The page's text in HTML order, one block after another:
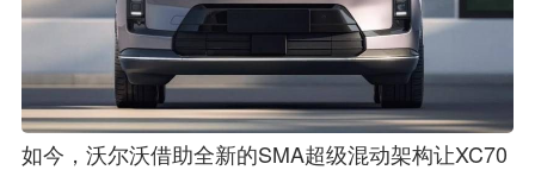
如今，沃尔沃借助全新的SMA超级混动架构让XC70